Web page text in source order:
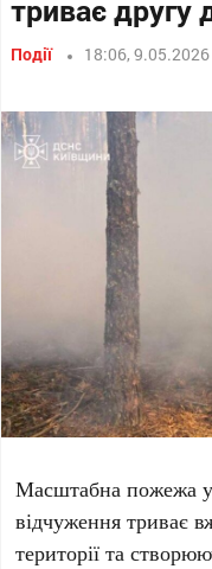
триває другу
Події 18:06, 9.05.2026
Масштабна пожежа у
відчуження триває
території та